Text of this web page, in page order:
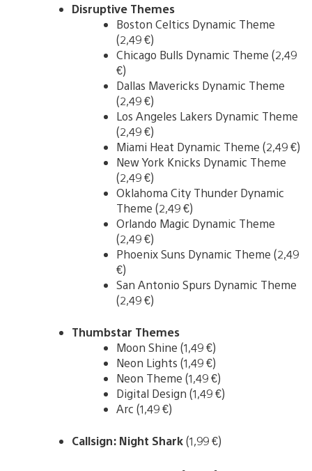
Disruptive Themes
Boston Celtics Dynamic Theme
(2,49 €)
Chicago Bulls Dynamic Theme (2,49
€)
Dallas Mavericks Dynamic Theme
(2,49 €)
Los Angeles Lakers Dynamic Theme
(2,49 €)
Miami Heat Dynamic Theme (2,49 €)
New York Knicks Dynamic Theme
(2,49 €)
Oklahoma City Thunder Dynamic
Theme (2,49 €)
Orlando Magic Dynamic Theme
(2,49 €)
Phoenix Suns Dynamic Theme (2,49
€)
San Antonio Spurs Dynamic Theme
(2,49 €)
Thumbstar Themes
Moon Shine (1,49 €)
Neon Lights (1,49 €)
Neon Theme (1,49 €)
Digital Design (1,49 €)
Arc (1,49 €)
Callsign: Night Shark(1,99 €)